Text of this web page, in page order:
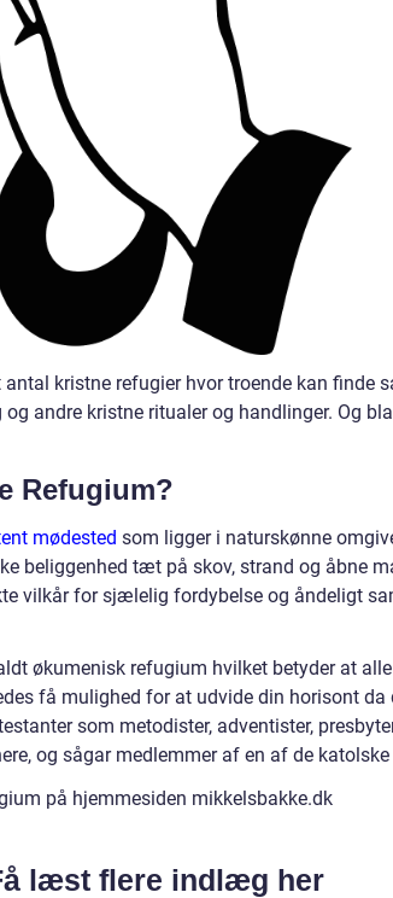
kristne refugier hvor troende kan finde
andre kristne ritualer og handlinger. Og
Refugium?
mødested som ligger i naturskønne
beliggenhed tæt på skov, strand og åbne
vilkår for sjælelig fordybelse og åndeligt
økumenisk refugium hvilket betyder at
få mulighed for at udvide din horisont da
som metodister, adventister,
og sågar medlemmer af en af de katolske
på hjemmesiden mikkelsbakke.dk
læst flere indlæg her